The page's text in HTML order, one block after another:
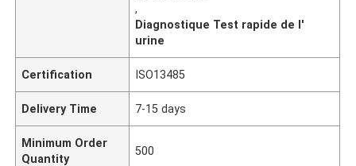
,
Diagnostique Test rapide de l'
urine
Certification ISO13485
Delivery Time 7-15 days
Minimum Order
Quantity
500